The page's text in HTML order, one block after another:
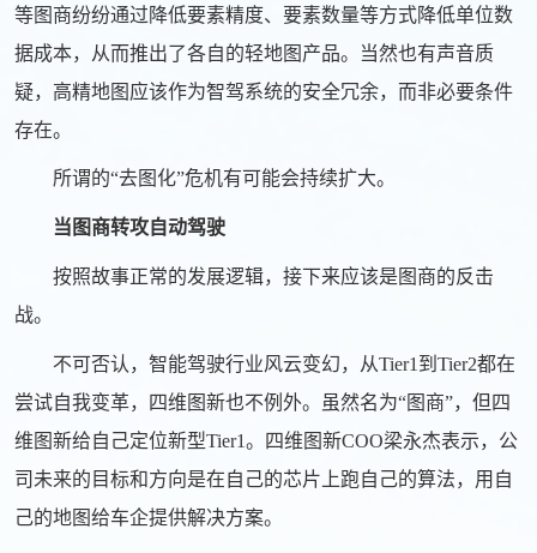
等图商纷纷通过降低要素精度、要素数量等方式降低单位数
据成本，从而推出了各自的轻地图产品。当然也有声音质
疑，高精地图应该作为智驾系统的安全冗余，而非必要条件
存在。
所谓的“去图化”危机有可能会持续扩大。
当图商转攻自动驾驶
按照故事正常的发展逻辑，接下来应该是图商的反击
战。
不可否认，智能驾驶行业风云变幻，从Tier1到Tier2都在
尝试自我变革，四维图新也不例外。虽然名为“图商”，但四
维图新给自己定位新型Tier1。四维图新COO梁永杰表示，公
司未来的目标和方向是在自己的芯片上跑自己的算法，用自
己的地图给车企提供解决方案。